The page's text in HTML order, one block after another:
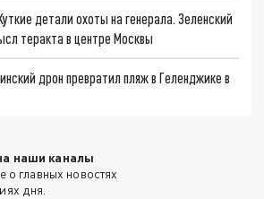
детали охоты на генерала. Зеленский
теракта в центре Москвы
дрон превратил пляж в Геленджике в
наши каналы
о главных новостях
дня.